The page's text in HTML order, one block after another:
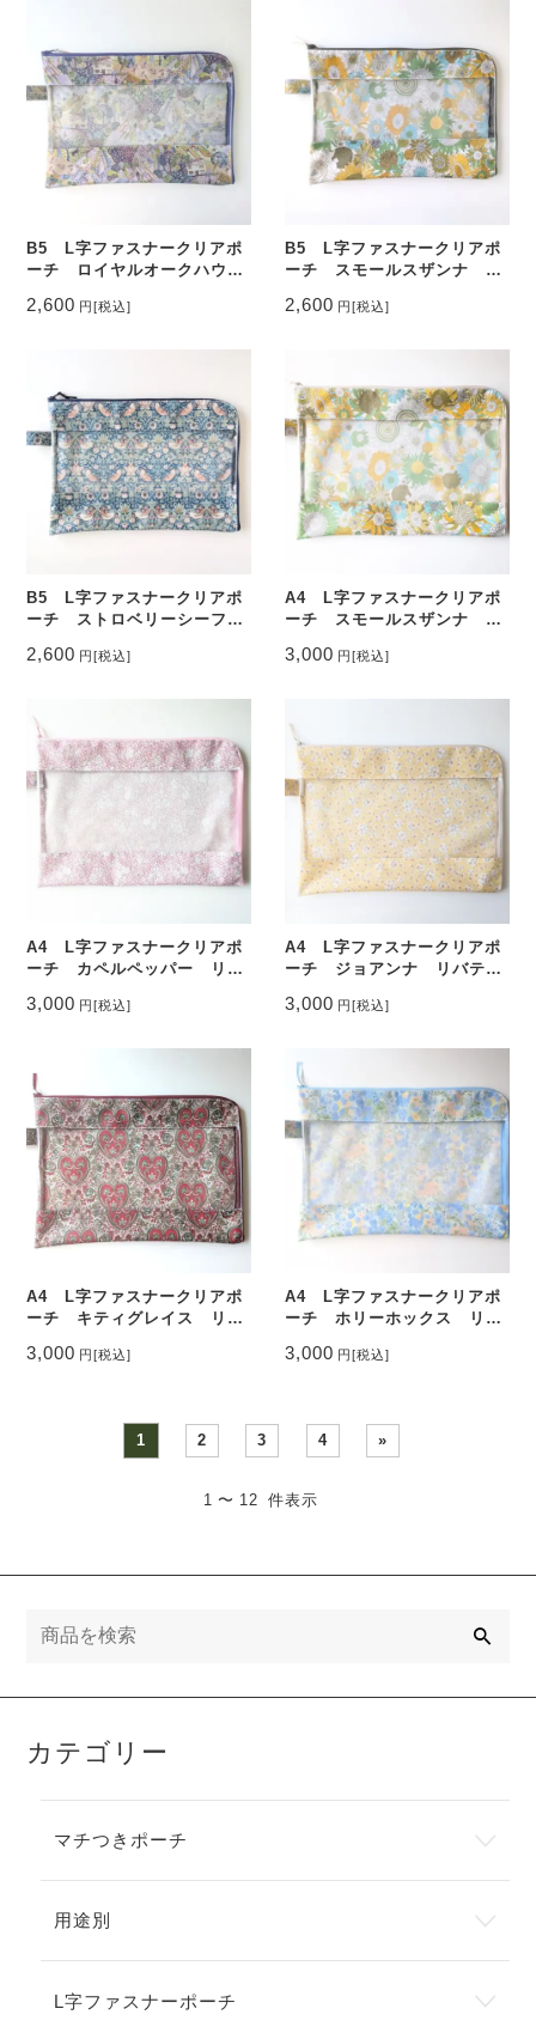
B5 L字ファスナークリアポ
ーチ ロイヤルオークハウ
2,600 円[税込]
B5 L字ファスナークリアポ
ーチ スモールスザンナ ラ
2,600 円[税込]
B5 L字ファスナークリアポ
ーチ ストロベリーシーフ
2,600 円 [税込]
A4 L字ファスナークリアポ
ーチ スモールスザンナ リ
3,000 円 [税込]
A4 L字ファスナークリアポ
ーチ カペルペッパー リバ
3,000 円 [税込]
A4 L字ファスナークリアポ
ーチ ジョアンナ リバテ
3,000 円 [税込]
A4 L字ファスナークリアポ
ーチ キティグレイス リバ
3,000 円 [税込]
A4 L字ファスナークリアポ
ーチ ホリーホックス リバ
なイングリッシュガーデンに
で描かれました
3,000 円 [税込]
1 2 3 4 »
1 〜 12 件表示
カテゴリー
マチつきポーチ
用途別
L字ファスナーポーチ